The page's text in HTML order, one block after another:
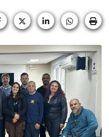
FacebookX (formerly Twitter)
LinkedIn